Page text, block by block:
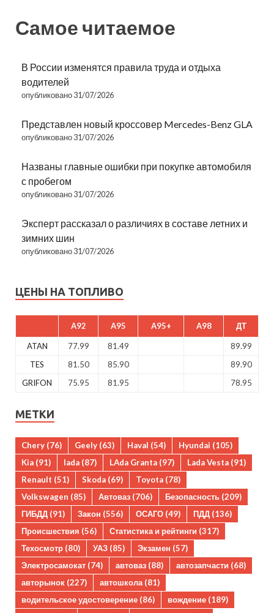
Самое читаемое
В России изменятся правила труда и отдыха
водителей
опубликовано 31/07/2026
Представлен новый кроссовер Mercedes-Benz GLA
опубликовано 31/07/2026
Названы главные ошибки при покупке автомобиля
с пробегом
опубликовано 31/07/2026
Эксперт рассказал о различиях в составе летних и
зимних шин
опубликовано 31/07/2026
ЦЕНЫ НА ТОПЛИВО
A92 A95 A95+ A98 ДТ
ATAN 77.99 81.49
89.99
TES
81.50 85.90
89.90
GRIFON
75.95 81.95 78.95
МЕТКИ
Chery (76) Geely (63) Haval (54) Hyundai (105)
Kia (91) lada (87) LAda Granta (97) Lada Vesta (91)
Renault (51) Skoda (69) Toyota (78)
Volkswagen (85) Автоваз (706) Безопасность (209)
ГИБДД (91) Закон (556) ОСАГО (49) ПДД (136)
Происшествия (56) Статистика и рейтинги (317)
Техосмотр (80) УАЗ (85) Экзамен (57)
Электросамокат (74) автоваз (88) автозапчасти (68)
авторынок (227) автошкола(81)
водительское удостоверение (86) вождение (189)